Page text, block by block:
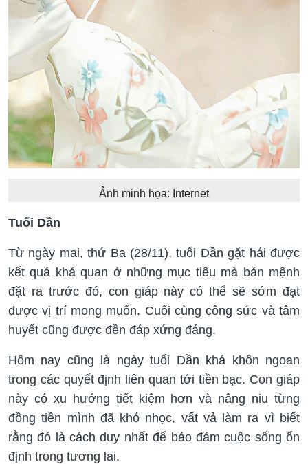
Ảnh minh họa: Internet
Tuổi Dần
Từ ngày mai, thứ Ba (28/11), tuổi Dần gặt hái được
kết quả khả quan ở những mục tiêu mà bản mệnh
đặt ra trước đó, con giáp này có thể sẽ sớm đạt
được vị trí mong muốn. Cuối cùng công sức và tâm
huyết cũng được đền đáp xứng đáng.
Hôm nay cũng là ngày tuổi Dần khá khôn ngoan
trong các quyết định liên quan tới tiền bạc. Con giáp
này có xu hướng tiết kiệm hơn và nâng niu từng
đồng tiền mình đã khó nhọc, vất vả làm ra vì biết
rằng đó là cách duy nhất để bảo đảm cuộc sống ổn
định trong tương lai.